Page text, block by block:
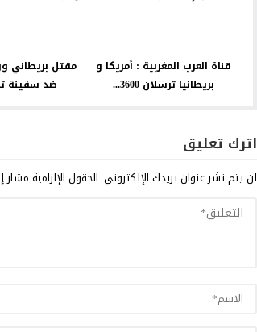
قناة العرب المغربية : أمريكا و
بريطانيا ترسلان 3600...
مقتل بريطاني
ضد سفينة
اترك تعليق
لن يتم نشر عنوان بريدك الإلكتروني. الحقول الإلزامية مشار